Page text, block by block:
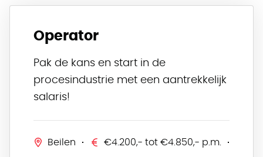
Operator
Pak de kans en start in de
procesindustrie met een aantrekkelijk
salaris!
Beilen €4.200,- tot €4.850,- p.m.